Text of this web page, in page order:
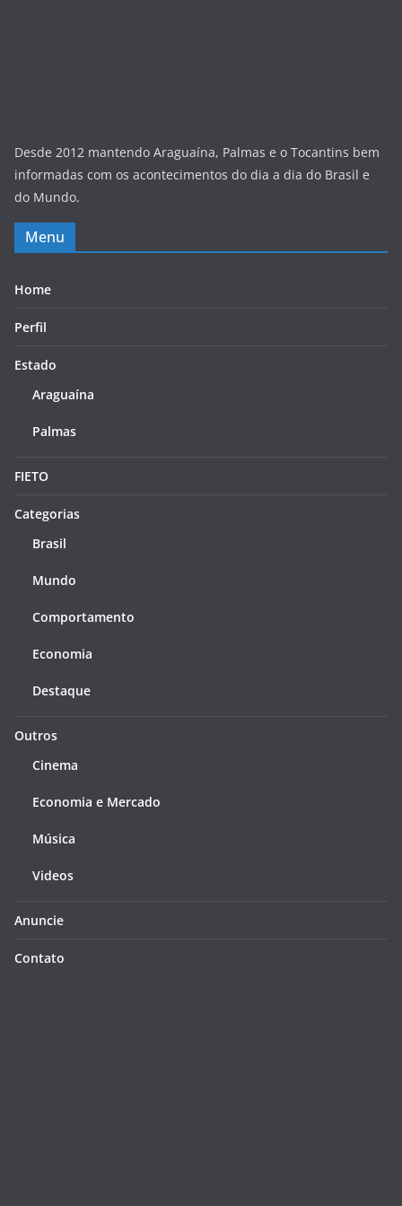
Desde 2012 mantendo Araguaína, Palmas e o Tocantins bem
informadas com os acontecimentos do dia a dia do Brasil e
do Mundo.
Menu
Home
Perfil
Estado
Araguaína
Palmas
FIETO
Categorias
Brasil
Mundo
Comportamento
Economia
Destaque
Outros
Cinema
Economia e Mercado
Música
Videos
Anuncie
Contato